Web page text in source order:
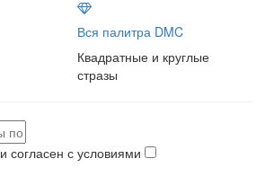
Вся палитра DMC
Квадратные и круглые
стразы
и согласен с условиями